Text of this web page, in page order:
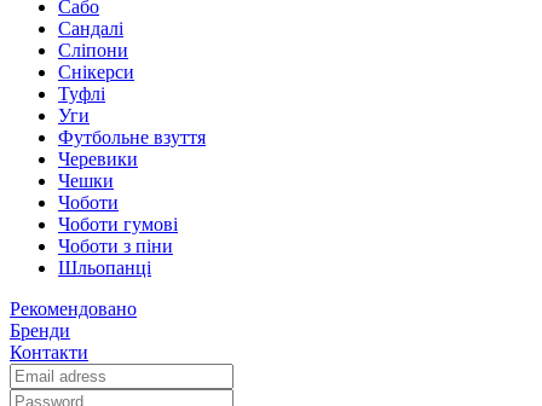
Сабо
Сандалі
Сліпони
Снікерси
Туфлі
Уги
Футбольне взуття
Черевики
Чешки
Чоботи
Чоботи гумові
Чоботи з піни
Шльопанці
Рекомендовано
Бренди
Контакти